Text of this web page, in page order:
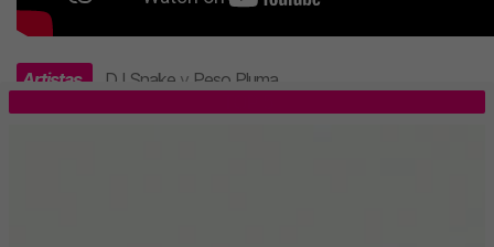
Artistas DJ Snake y Peso Pluma